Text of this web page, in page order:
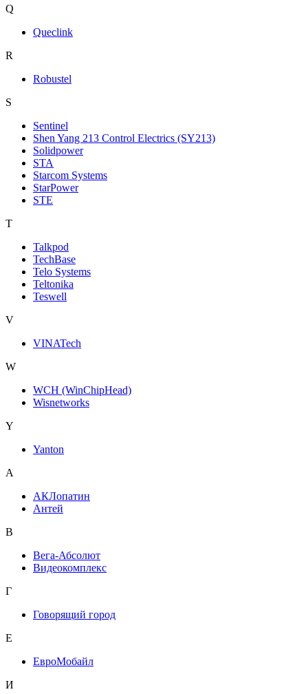
Q
Queclink
R
Robustel
S
Sentinel
Shen Yang 213 Control Electrics (SY213)
Solidpower
STA
Starcom Systems
StarPower
STE
T
Talkpod
TechBase
Telo Systems
Teltonika
Teswell
V
VINATech
W
WCH (WinChipHead)
Wisnetworks
Y
Yanton
А
АКЛопатин
Антей
В
Вега-Абсолют
Видеокомплекс
Г
Говорящий город
Е
ЕвроМобайл
И